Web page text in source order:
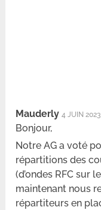
Mauderly 4 JUIN 2023
Bonjour,
Notre AG a voté
répartitions des
(d’ondes RFC sur
maintenant nous
répartiteurs en